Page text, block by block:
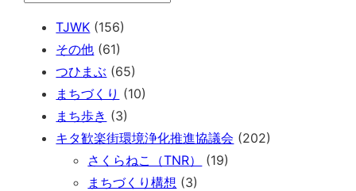
TJWK (156)
その他 (61)
つひまぶ (65)
まちづくり (10)
まち歩き (3)
キタ歓楽街環境浄化推進協議会 (202)
さくらねこ（TNR）
(19)
まちづくり構想 (3)